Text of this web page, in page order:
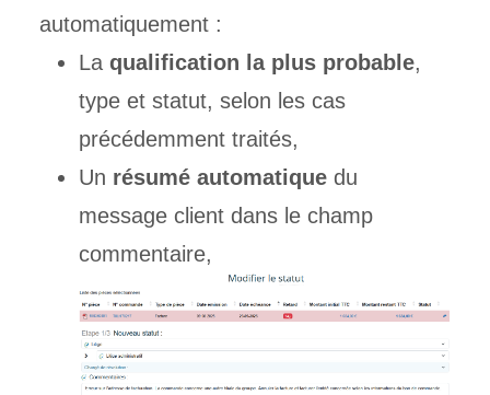
automatiquement :
La qualification la plus probable,
type et statut, selon les cas
précédemment traités,
Un résumé automatiquedu
message client dans le champ
commentaire,